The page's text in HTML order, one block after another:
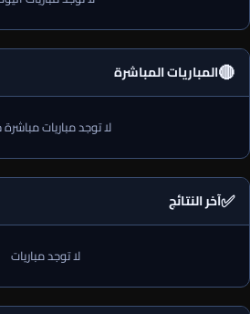
🔴المباريات المباشرة
لا توجد مباريات مباشرة
✅آخر النتائج
لا توجد مباريات